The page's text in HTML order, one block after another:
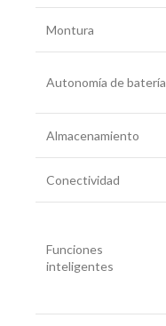
Montura
Autonomía de batería
Almacenamiento
Conectividad
Funciones
inteligentes